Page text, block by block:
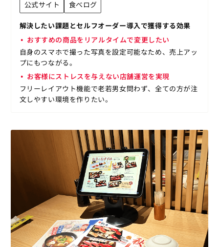
公式サイト 食べログ
解決したい課題とセルフオーダー導入で獲得する効果
おすすめの商品をリアルタイムで変更したい
自身のスマホで撮った写真を設定可能なため、売上アッ
プにもつながる。
お客様にストレスを与えない店舗運営を実現
フリーレイアウト機能で老若男女問わず、全ての方が注
文しやすい環境を作りたい。